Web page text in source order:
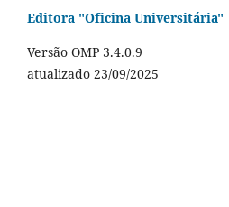
Editora "Oficina Universitária"
Versão OMP 3.4.0.9
atualizado 23/09/2025